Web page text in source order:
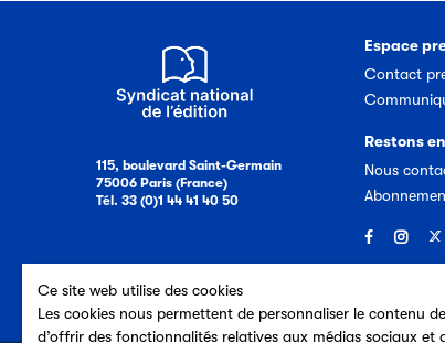
Ce site web utilise des cookies
Les cookies nous permettent de personnaliser le contenu
d’offrir des fonctionnalités relatives aux médias sociaux et
115, boulevard Saint-Germain
75006 Paris (France)
Tél. 33 (0)1 44 41 40 50
Espace
Contact
Restons
Nous